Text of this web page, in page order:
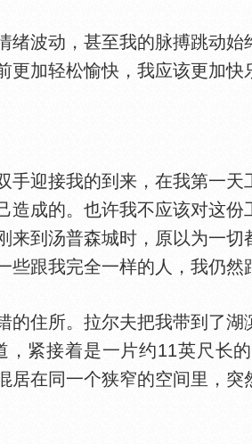
波动，甚至我的脉搏跳动始
加轻松愉快，我应该更加快
迎接我的到来，在我第一天
造成的。也许我不应该对这
到汤普森城时，原以为一切
跟我完全一样的人，我仍然
住所。拉尔夫把我带到了湖
，紧接着是一片约11英尺长
居在同一个狭窄的空间里，